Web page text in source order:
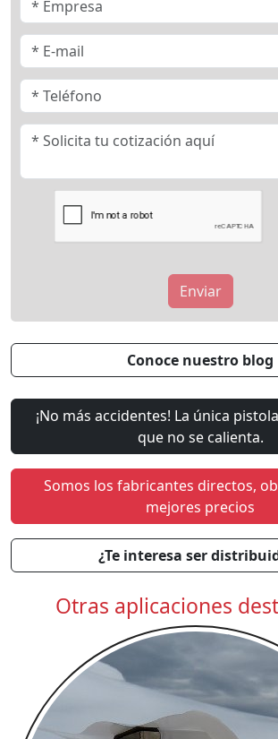
Conoce nuestro blog
¡No más accidentes! La única pistola con
que no se calienta.
Somos los fabricantes directos,
mejores precios
¿Te interesa ser
Otras aplicaciones